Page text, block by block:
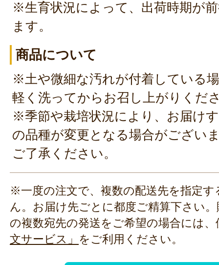
※生育状況によって、出荷時期が
ます。
商品について
※土や微細な汚れが付着している
軽く洗ってからお召し上がりくだ
※季節や栽培状況により、お届け
の品種が変更となる場合がござい
ご了承ください。
※一度の注文で、複数の配送先を指定
ん。お届け先ごとに都度ご精算下さい
の複数宛先の発送をご希望の場合には、
文サービス」 をご利用ください。